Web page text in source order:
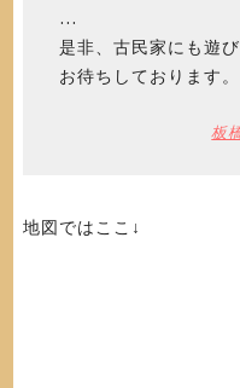
…
是非、古民家にも遊
お待ちしております。
板
地図ではここ↓